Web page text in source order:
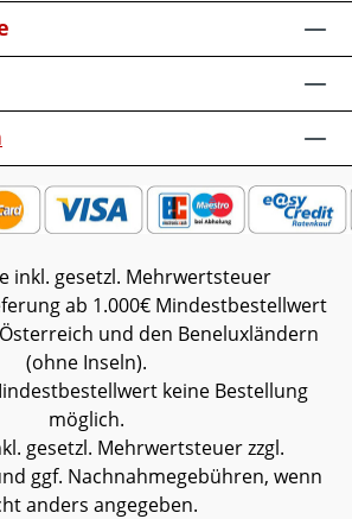
H
für 3
B 88cmMöbel ist
kann
Bildschirmen abweichen.
kann abweichen.
inkl. gesetzl. Mehrwertsteuer
ab 1.000€ Mindestbestellwert
und den Beneluxländern
(ohne Inseln).
keine Bestellung
möglich.
gesetzl. Mehrwertsteuer zzgl.
ggf. Nachnahmegebühren, wenn
anders angegeben.